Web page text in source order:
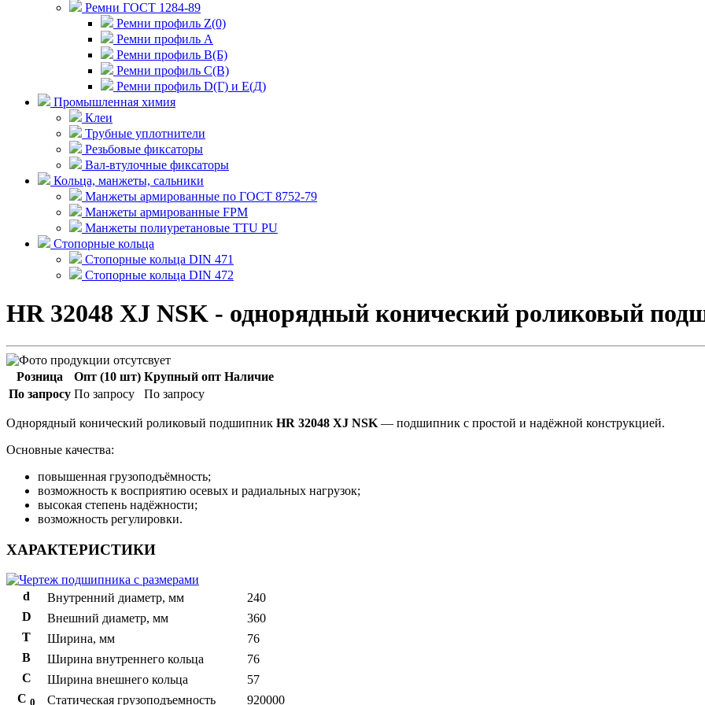
Ремни ГОСТ 1284-89
Ремни профиль Z(0)
Ремни профиль А
Ремни профиль В(Б)
Ремни профиль С(В)
Ремни профиль D(Г) и E(Д)
Промышленная химия
Клеи
Трубные уплотнители
Резьбовые фиксаторы
Вал-втулочные фиксаторы
Кольца, манжеты, сальники
Манжеты армированные по ГОСТ 8752-79
Манжеты армированные FPM
Манжеты полиуретановые TTU PU
Стопорные кольца
Стопорные кольца DIN 471
Стопорные кольца DIN 472
HR 32048 XJ NSK - однорядный конический роликовый
Розница Опт (10 шт) Крупный опт Наличие
По запросу По запросу По запросу
Однорядный конический роликовый подшипник HR 32048 XJ NSK — подшипник с простой и надёжной конструкцией.
Основные качества:
повышенная грузоподъёмность;
возможность к восприятию осевых и радиальных нагрузок;
высокая степень надёжности;
возможность регулировки.
ХАРАКТЕРИСТИКИ
d Внутренний диаметр, мм
240
D
Внешний диаметр, мм
360
T
Ширина, мм
76
B
Ширина внутреннего кольца
76
С
Ширина внешнего кольца
57
С 0 Статическая грузоподъемность 920000